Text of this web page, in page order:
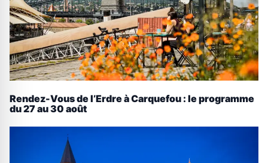
Rendez-Vous de l’Erdre à Carquefou : le programme
du 27 au 30 août